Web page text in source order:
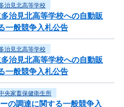
治見北高等学校
治見北高等学校への自動販
一般競争入札公告
治見北高等学校
治見北高等学校への自動販
一般競争入札公告
央家畜保健衛生所
の調達に関する一般競争入